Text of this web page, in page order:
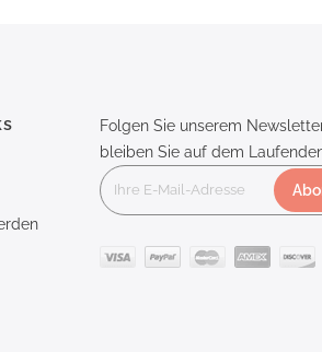
Folgen Sie unserem
bleiben Sie auf dem